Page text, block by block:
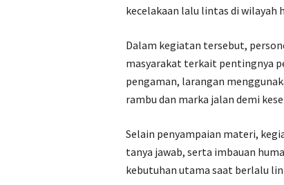
kecelakaan lalu lintas di wilayah
Dalam kegiatan tersebut,
masyarakat terkait pentingnya
pengaman, larangan
rambu dan marka jalan demi
Selain penyampaian materi,
tanya jawab, serta imbauan
kebutuhan utama saat berlalu